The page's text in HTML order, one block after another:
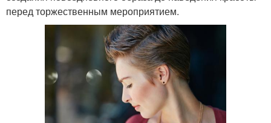
перед торжественным мероприятием.